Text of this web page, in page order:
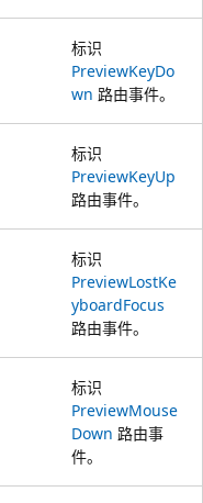
标识
PreviewKeyDo
wn 路由事件。
标识
PreviewKeyUp
路由事件。
标识
PreviewLostKe
yboardFocus
路由事件。
标识
PreviewMouse
Down 路由事
件。